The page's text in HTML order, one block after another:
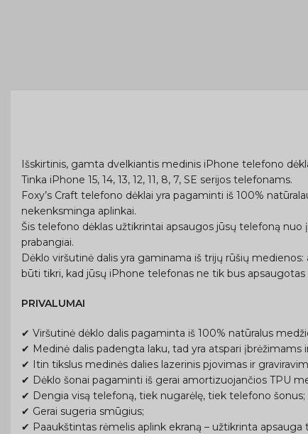
Išskirtinis, gamta dvelkiantis medinis iPhone telefono
Tinka iPhone 15, 14, 13, 12, 11, 8, 7, SE serijos telefonams.
Foxy’s Craft telefono dėklai yra pagaminti iš 100%
nekenksminga aplinkai.
Šis telefono dėklas užtikrintai apsaugos jūsų telefoną
prabangiai.
Dėklo viršutinė dalis yra gaminama iš trijų rūšių medienos:
būti tikri, kad jūsų iPhone telefonas ne tik bus
PRIVALUMAI
✔ Viršutinė dėklo dalis pagaminta iš 100% natūralus
✔ Medinė dalis padengta laku, tad yra atspari įbrėžimams
✔ Itin tikslus medinės dalies lazerinis pjovimas ir
✔ Dėklo šonai pagaminti iš gerai amortizuojančios TPU
✔ Dengia visą telefoną, tiek nugarėlę, tiek telefono šonus;
✔ Gerai sugeria smūgius;
✔ Paaukštintas rėmelis aplink ekraną – užtikrinta apsauga